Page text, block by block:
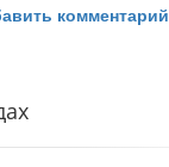
комментарий